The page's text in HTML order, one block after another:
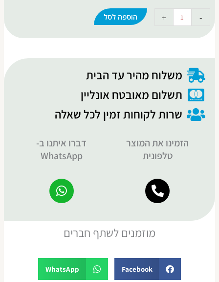
-
של
+ הוספה לסל
משלוח מהיר עד הבית
תשלום מאובטח אונליין
שרות לקוחות זמין לכל שאלה
הזמינו את המוצר
טלפונית
דברו איתנו ב-
WhatsApp
מוזמנים לשתף חברים
Facebook
WhatsApp